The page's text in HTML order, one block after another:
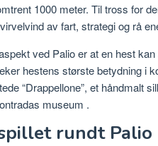
1000 meter. Til tross for
av fart, strategi og rå
ved Palio er at en hest
hestens største betydning i
“Drappellone”, et håndmalt
museum .
rundt Palio